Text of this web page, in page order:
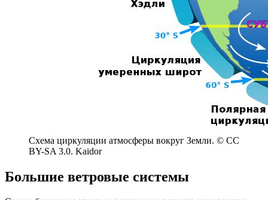
Схема циркуляции атмосферы вокруг Земли. © CC
BY-SA 3.0. Kaidor
Большие ветровые системы